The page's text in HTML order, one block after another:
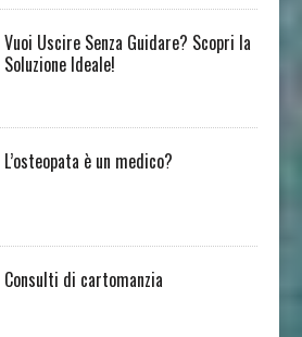
Vuoi Uscire Senza Guidare? Scopri la
Soluzione Ideale!
L’osteopata è un medico?
Consulti di cartomanzia